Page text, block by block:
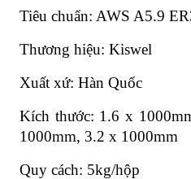
Tiêu chuẩn: AWS A5.9
Thương hiệu: Kiswel
Xuất xứ: Hàn Quốc
Kích thước: 1.6 x
1000mm, 3.2 x 1000mm
Quy cách: 5kg/hộp